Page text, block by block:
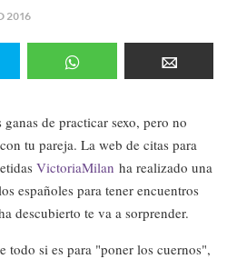
2016
de practicar sexo, pero no
tu pareja. La web de citas para
VictoriaMilan ha realizado una
españoles para tener encuentros
descubierto te va a sorprender.
todo si es para "poner los cuernos",